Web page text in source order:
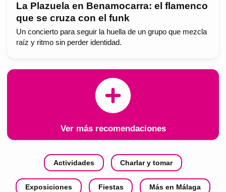
La Plazuela en Benamocarra: el flamenco
que se cruza con el funk
Un concierto para seguir la huella de un grupo que mezcla
raíz y ritmo sin perder identidad.
Ver más recomendaciones
Actividades Charlar y tomar
Exposiciones Fiestas Más en Málaga